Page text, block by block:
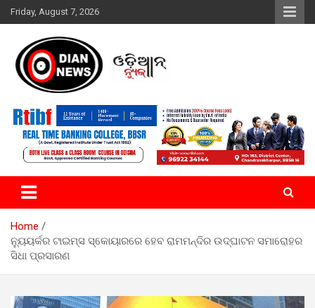
Skip
to
Friday, August 7, 2026
ଓଡିଆନ୍ ନ୍ୟୁଜ
Home
ନ୍ୟୁୟର୍କର ଟାଇମ୍ସ ସ୍କୋୟାରରେ ହେବ ରାମମନ୍ଦିର ଉଦ୍‌ଘାଟନ ସମାରୋହର
ସିଧା ପ୍ରସାରଣ